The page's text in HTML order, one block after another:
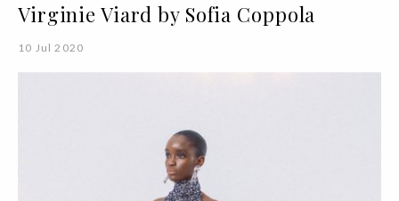
Virginie Viard by Sofia Coppola
10 Jul 2020